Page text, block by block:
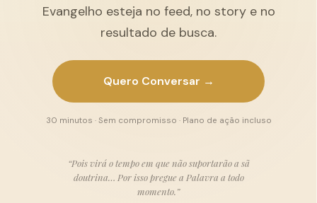
Evangelho esteja no feed, no story e no
resultado de busca.
Quero Conversar →
30 minutos · Sem compromisso · Plano de ação incluso
“Pois virá o tempo em que não suportarão a sã
doutrina… Por isso pregue a Palavra a todo
momento.”